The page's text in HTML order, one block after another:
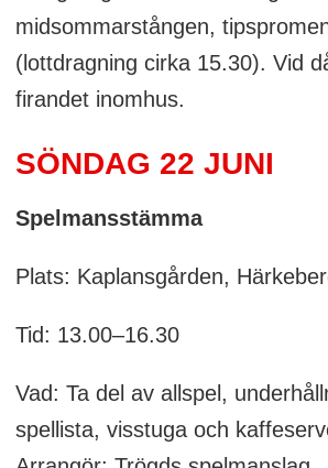
midsommarstången,
(lottdragning cirka 15.30). Vid
firandet inomhus.
SÖNDAG 22 JUNI
Spelmansstämma
Plats: Kaplansgården,
Tid: 13.00–16.30
Vad: Ta del av allspel,
spellista, visstuga och